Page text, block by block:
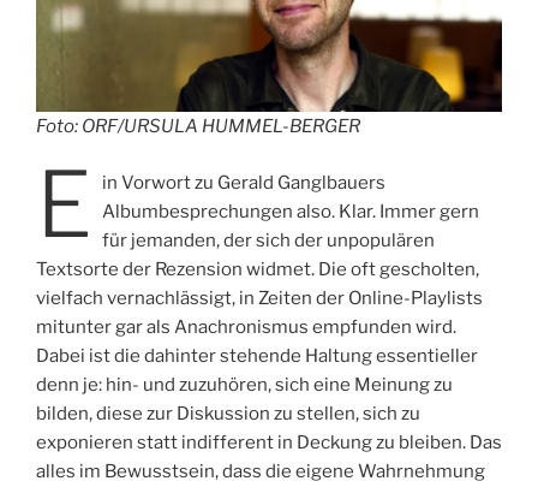
Foto: ORF/URSULA HUMMEL-BERGER
E
in Vorwort zu Gerald Ganglbauers
Albumbesprechungen also. Klar. Immer gern
für jemanden, der sich der unpopulären
Textsorte der Rezension widmet. Die oft gescholten,
vielfach vernachlässigt, in Zeiten der Online-Playlists
mitunter gar als Anachronismus empfunden wird.
Dabei ist die dahinter stehende Haltung essentieller
denn je: hin- und zuzuhören, sich eine Meinung zu
bilden, diese zur Diskussion zu stellen, sich zu
exponieren statt indifferent in Deckung zu bleiben. Das
alles im Bewusstsein, dass die eigene Wahrnehmung